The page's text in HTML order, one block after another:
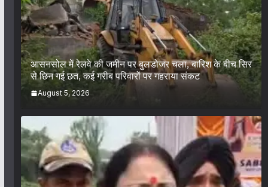
आसनसोल में रेलवे की जमीन पर बुलडोजर चला, बारिश के बीच सिर
से छिन गई छत, कई गरीब परिवारों पर गहराया संकट
August 5, 2026